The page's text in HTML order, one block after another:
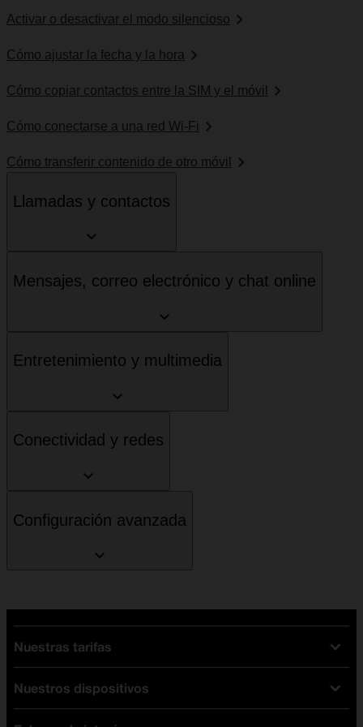
Activar o desactivar el modo silencioso
Cómo ajustar la fecha y la hora
Cómo copiar contactos entre la SIM y el móvil
Cómo conectarse a una red Wi-Fi
Cómo transferir contenido de otro móvil
Llamadas y contactos
Mensajes, correo electrónico y chat online
Entretenimiento y multimedia
Conectividad y redes
Configuración avanzada
Nuestras tarifas
Tarifas Orange
Tarifas fibra y móvil
Nuestros dispositivos